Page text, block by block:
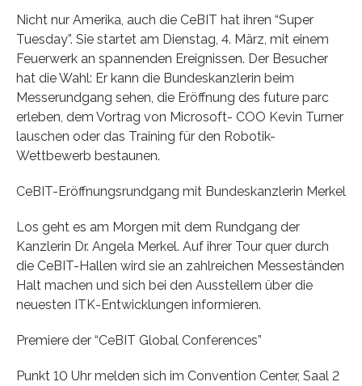
Nicht nur Amerika, auch die CeBIT hat ihren “Super
Tuesday”. Sie startet am Dienstag, 4. März, mit einem
Feuerwerk an spannenden Ereignissen. Der Besucher
hat die Wahl: Er kann die Bundeskanzlerin beim
Messerundgang sehen, die Eröffnung des future parc
erleben, dem Vor­trag von Microsoft- COO Kevin Turner
lauschen oder das Training für den Robotik-
Wettbewerb bestaunen.
CeBIT-Eröffnungsrundgang mit Bundeskanzlerin Merkel
Los geht es am Morgen mit dem Rundgang der
Kanzlerin Dr. Angela Merkel. Auf ihrer Tour quer durch
die CeBIT-Hallen wird sie an zahlreichen Messeständen
Halt machen und sich bei den Ausstellern über die
neues­ten ITK-Entwicklungen informieren.
Premiere der “CeBIT Global Conferences”
Punkt 10 Uhr melden sich im Convention Center, Saal 2